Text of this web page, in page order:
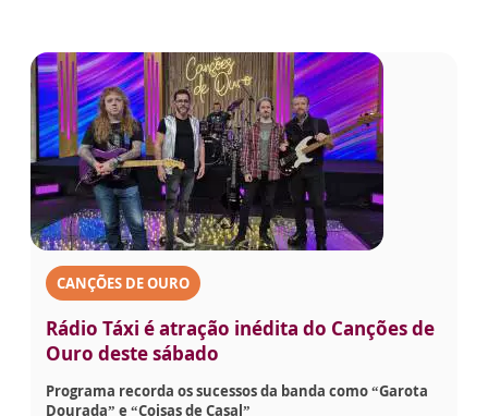
CANÇÕES DE OURO
Rádio Táxi é atração inédita do Canções de
Ouro deste sábado
Programa recorda os sucessos da banda como “Garota
Dourada” e “Coisas de Casal”